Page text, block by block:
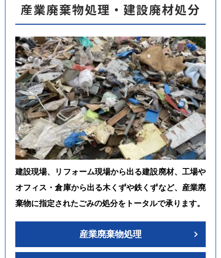
産業廃棄物処理・建設廃材処分
建設現場、リフォーム現場から出る建設廃材、工場や
オフィス・倉庫から出る木くずや鉄くずなど、産業廃
棄物に指定されたごみの処分をトータルで承ります。
産業廃棄物処理